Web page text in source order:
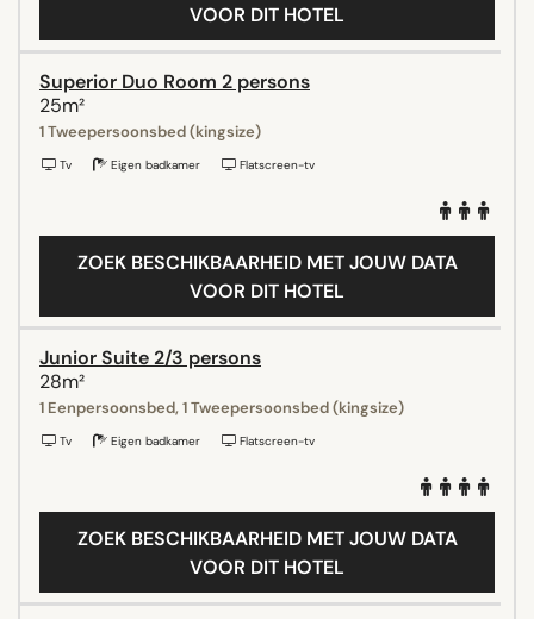
VOOR DIT HOTEL
Superior Duo Room 2 persons
25m²
1 Tweepersoonsbed (kingsize)
Tv Eigen badkamer Flatscreen-tv
ZOEK BESCHIKBAARHEID MET JOUW DATA
VOOR DIT HOTEL
Junior Suite 2/3 persons
28m²
1 Eenpersoonsbed, 1 Tweepersoonsbed (kingsize)
Tv Eigen badkamer Flatscreen-tv
ZOEK BESCHIKBAARHEID MET JOUW DATA
VOOR DIT HOTEL